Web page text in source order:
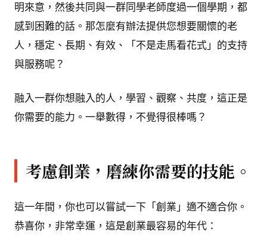
明來意，然後共同與一群同學老師度過一個學期，都
感到困難的話。那怎麼有辦法提供您想要關懷的老
人，穩定、長期、有效、「不是走馬看花式」的支持
與服務呢？
融入一群你想融入的人，學習、觀察、共度，這正是
你需要的能力。一舉數得，不覺得很棒嗎？
考慮創業，磨練你需要的技能。
這一年間，你也可以嘗試一下「創業」適不適合你。
恭喜你，非常幸運，這是創業最容易的年代：